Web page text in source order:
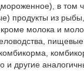
в том
продукты из
молока и
и другие